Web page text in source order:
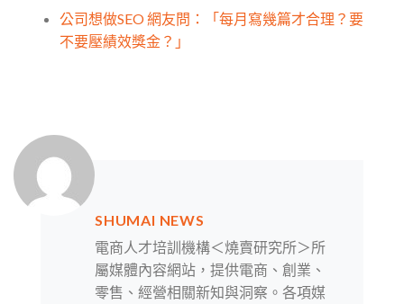
公司想做SEO 網友問：「每月寫幾篇才合理？要
不要壓績效獎金？」
SHUMAI NEWS
電商人才培訓機構＜燒賣研究所＞所
屬媒體內容網站，提供電商、創業、
零售、經營相關新知與洞察。各項媒